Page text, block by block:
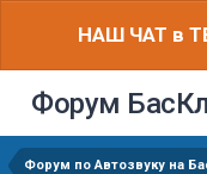
НАШ ЧАТ в
Форум
Форум по Автозвуку на